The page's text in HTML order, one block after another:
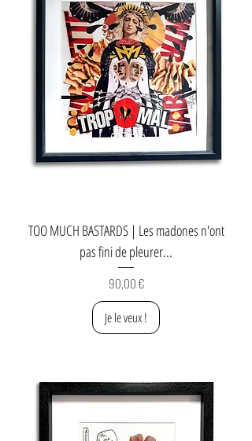
TOO MUCH BASTARDS | Les madones n'ont
pas fini de pleurer...
Prix
90,00 €
Je le veux !